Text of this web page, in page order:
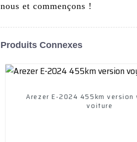
nous et commençons !
Produits Connexes
Arezer E-2024 455km version
voiture